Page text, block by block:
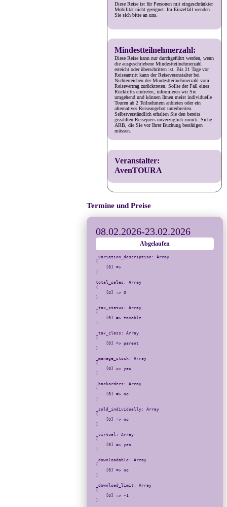
Diese Reise ist für Personen mit eingeschränkter
Mobilität nicht geeignet. Im Einzelfall wenden
Sie sich bitte an uns.
Mindestteilnehmerzahl:
Diese Reise kann nur durchgeführt werden, wenn
die ausgeschriebene Mindestteilnehmerzahl
erreicht oder überschritten ist. Bis 21 Tage vor
Reiseantritt kann der Reiseveranstalter bei
Nichterreichen der Mindestteilnehmerzahl vom
Reisevertrag zurücktreten. Sollte der Fall eines
Rücktritts eintreten, informieren wir Sie
umgehend und können Ihnen meist individuelle
Touren ab 2 Teilnehmern anbieten oder ein
alternatives Reiseangebot unterbreiten.
Selbstverständlich erhalten Sie den bereits
gezahlten Reisepreis unverzüglich zurück. Siehe
ARB, die Sie vor Ihrer Buchung bestätigen
müssen.
Veranstalter:
AvenTOURA
Termine und Preise
08.02.2026-23.02.2026
Abgelaufen
_variation_description: Array
(
    [0] =>
)
total_sales: Array
(
    [0] => 0
)
_tax_status: Array
(
    [0] => taxable
)
_tax_class: Array
(
    [0] => parent
)
_manage_stock: Array
(
    [0] => yes
)
_backorders: Array
(
    [0] => no
)
_sold_individually: Array
(
    [0] => no
)
_virtual: Array
(
    [0] => yes
)
_downloadable: Array
(
    [0] => no
)
_download_limit: Array
(
    [0] => -1
)